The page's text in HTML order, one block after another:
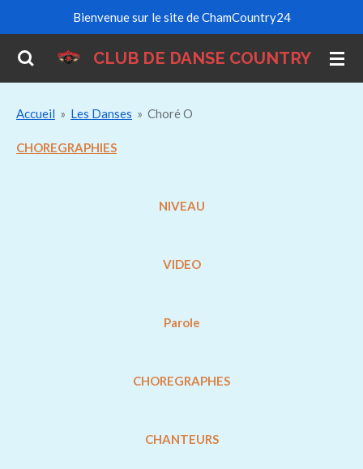
contenu
principal
CLUB DE DANSE COUNTRY
Bienvenue sur le site de ChamCountry24
Accueil » Les Danses » Choré O
CHOREGRAPHIES
NIVEAU
VIDEO
Parole
CHOREGRAPHES
CHANTEURS